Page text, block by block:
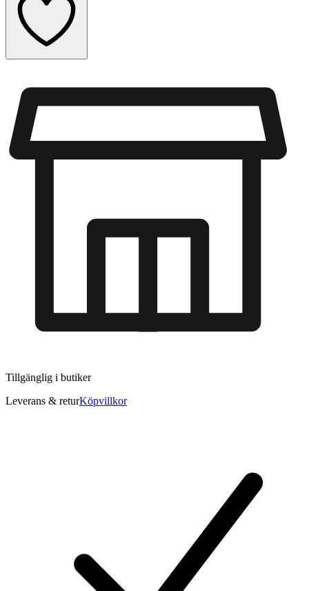
Tillgänglig i butiker
Leverans & returKöpvillkor